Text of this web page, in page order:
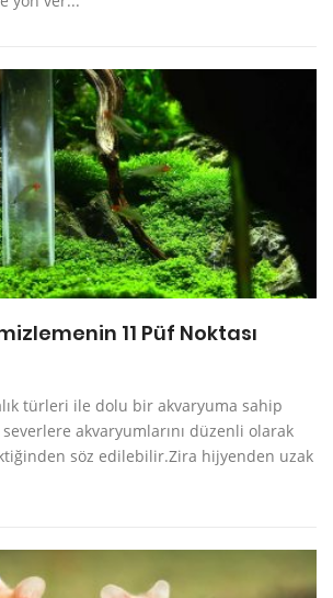
11 Püf Noktası
türleri ile dolu bir akvaryuma sahip
akvaryumlarını düzenli olarak
söz edilebilir.Zira hijyenden uzak